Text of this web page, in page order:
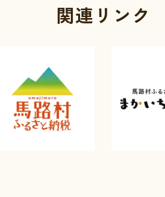
関連リンク